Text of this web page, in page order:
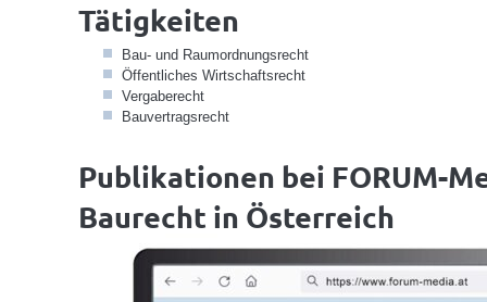
Tätigkeiten
Bau- und Raumordnungsrecht
Öffentliches Wirtschaftsrecht
Vergaberecht
Bauvertragsrecht
Publikationen bei FORUM-
Baurecht in Österreich